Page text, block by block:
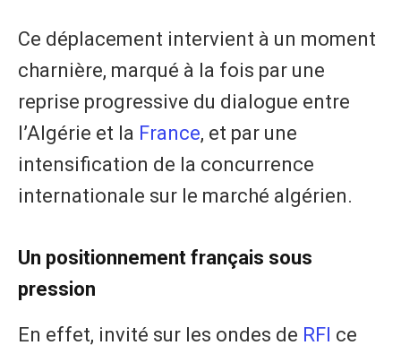
Ce déplacement intervient à un moment
charnière, marqué à la fois par une
reprise progressive du dialogue entre
l’Algérie et la France, et par une
intensification de la concurrence
internationale sur le marché algérien.
Un positionnement français sous
pression
En effet, invité sur les ondes de RFI ce